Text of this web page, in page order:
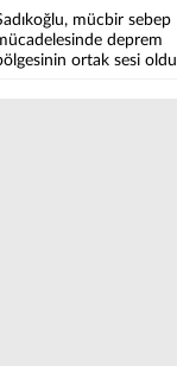
mücbir sebep
deprem
ortak sesi oldu